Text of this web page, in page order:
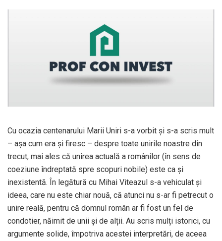
Cu ocazia centenarului Marii Uniri s-a vorbit și s-a scris mult
– așa cum era și firesc – despre toate unirile noastre din
trecut, mai ales că unirea actuală a românilor (în sens de
coeziune îndreptată spre scopuri nobile) este ca și
inexistentă. În legătură cu Mihai Viteazul s-a vehiculat și
ideea, care nu este chiar nouă, că atunci nu s-ar fi petrecut o
unire reală, pentru că domnul român ar fi fost un fel de
condotier, năimit de unii și de alții. Au scris mulți istorici, cu
argumente solide, împotriva acestei interpretări, de aceea